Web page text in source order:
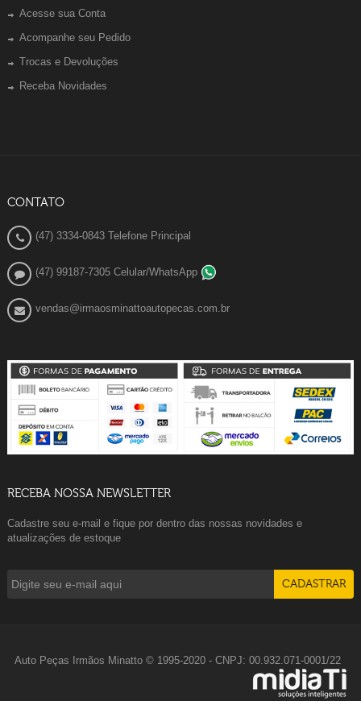
Acesse sua Conta
Acompanhe seu Pedido
Trocas e Devoluções
Receba Novidades
CONTATO
(47) 3334-0843 Telefone Principal
(47) 99187-7305 Celular/WhatsApp
vendas@irmaosminattoautopecas.com.br
RECEBA NOSSA NEWSLETTER
Cadastre seu e-mail e fique por dentro das nossas novidades e
atualizações de estoque
Auto Peças Irmãos Minatto © 1995-2020 - CNPJ: 00.932.071-0001/22